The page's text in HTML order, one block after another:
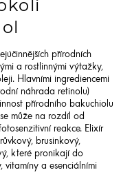
přírodních
a rostlinnými výtažky,
Hlavními ingrediencemi
náhrada retinolu)
přírodního bakuchiolu
může na rozdíl od
reakce. Elixír
brusinkový,
které pronikají do
a esenciálními